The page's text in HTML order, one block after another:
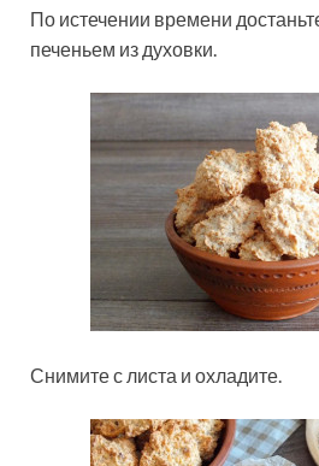
По истечении времени
печеньем из духовки.
Снимите с листа и охладите.